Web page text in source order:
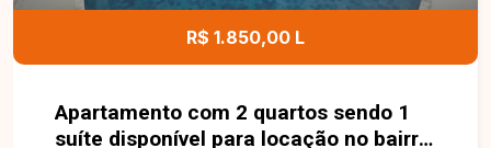
R$ 1.850,00 L
Apartamento com 2 quartos sendo 1
suíte disponível para locação no bairro